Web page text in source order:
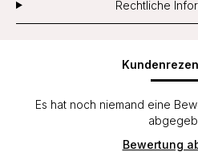
Rechtliche
Es hat noch niemand eine
Bewertung